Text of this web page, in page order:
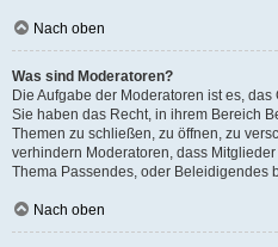
Nach oben
Was sind Moderatoren?
Die Aufgabe der Moderatoren ist es,
Sie haben das Recht, in ihrem Bereich
Themen zu schließen, zu öffnen, zu
verhindern Moderatoren, dass Mitglieder
Thema Passendes, oder Beleidigendes
Nach oben